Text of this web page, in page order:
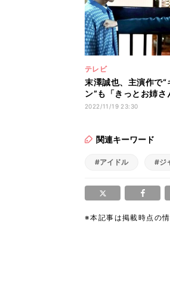
テレビ
末澤誠也、主演作で“
ン”も「きっとお姉さ
ってくれる」
2022/11/19 23:30
関連キーワード
#アイドル #ジ
※本記事は掲載時点の